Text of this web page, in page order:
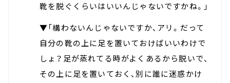
靴を脱ぐくらいはいいんじゃないですかね。」
▼「構わないんじゃないですか、アリ。だって
自分の靴の上に足を置いておけばいいわけで
しょ？足が蒸れてる時がよくあるから脱いで、
その上に足を置いておく、別に誰に迷惑かけ